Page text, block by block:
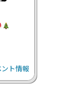
ト情報